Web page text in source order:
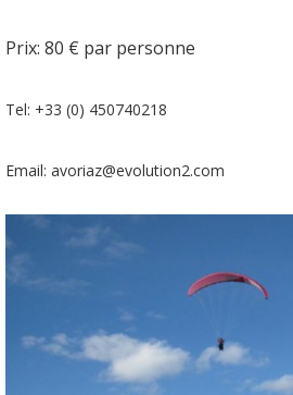
Prix: 80 € par personne
Tel: +33 (0) 450740218
Email: avoriaz@evolution2.com